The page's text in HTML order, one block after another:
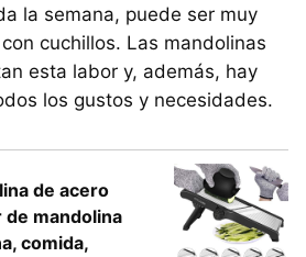
la semana, puede ser muy
cuchillos. Las mandolinas
esta labor y, además, hay
los gustos y necesidades.
de acero
mandolina
comida,